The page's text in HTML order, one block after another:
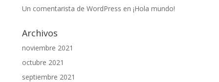
Un comentarista de WordPress en ¡Hola mundo!
Archivos
noviembre 2021
octubre 2021
septiembre 2021